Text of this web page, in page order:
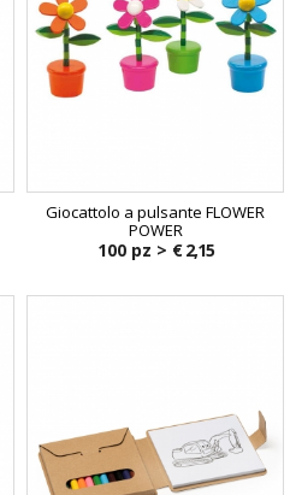
Giocattolo a pulsante FLOWER
POWER
100 pz > € 2,15